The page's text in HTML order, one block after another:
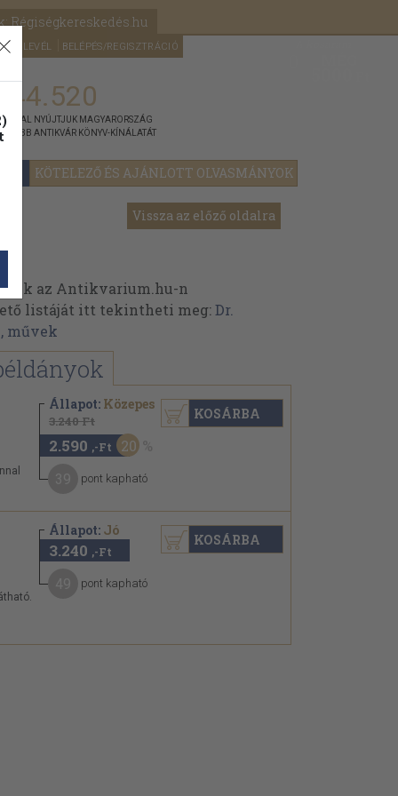
Régiségkereskedés.hu
HÍRLEVÉL BELÉPÉS/REGISZTRÁCIÓ
KÖTELEZŐ ÉS AJÁNLOTT OLVASMÁNYOK
NYÚJTJUK MAGYARORSZÁG
ANTIKVÁR KÖNYV-KÍNÁLATÁT
Vissza az előző oldalra
az Antikvarium.hu-n
listáját itt tekintheti meg:Dr.
művek
Állapot: Közepes
3.240 Ft
2.590 ,-Ft 20
pont kapható
KOSÁRBA
Állapot: Jó
3.240 ,-Ft
pont kapható
KOSÁRBA